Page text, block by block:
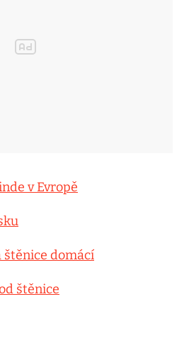
v Evropě
štěnice domácí
štěnice